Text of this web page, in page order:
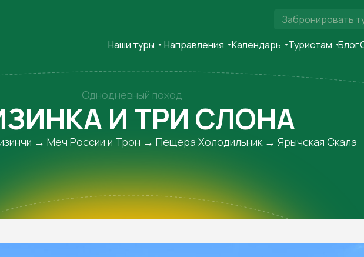
Забронировать
Наши туры
Направления Календарь Туристам Блог
Однодневный поход
И ТРИ СЛОНА
→ Меч России и Трон → Пещера Холодильник → Ярычская Скала